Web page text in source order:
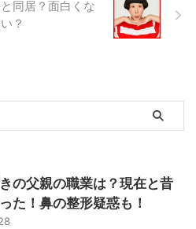
同居？面白くな
？
の父親の職業は？現在と昔
た！鼻の整形疑惑も！